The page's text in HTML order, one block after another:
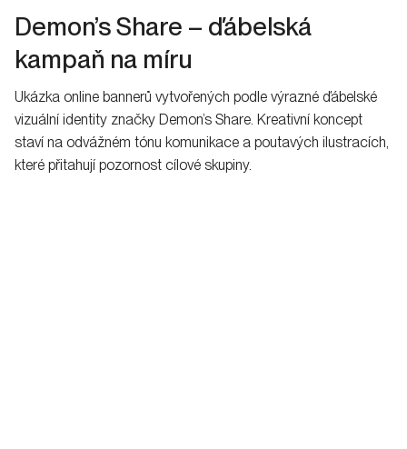
Demon’s Share – ďábelská
kampaň na míru
Ukázka online bannerů vytvořených podle výrazné ďábelské
vizuální identity značky Demon’s Share. Kreativní koncept
staví na odvážném tónu komunikace a poutavých ilustracích,
které přitahují pozornost cílové skupiny.